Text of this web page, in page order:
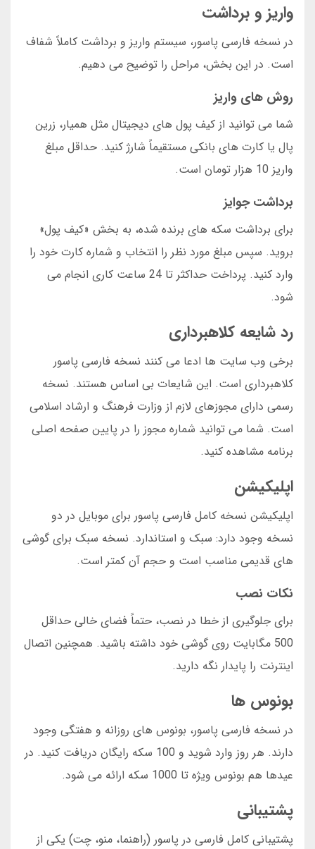
واریز و برداشت
در نسخه فارسی پاسور، سیستم واریز و برداشت کاملاً شفاف
است. در این بخش، مراحل را توضیح می دهیم.
روش های واریز
شما می توانید از کیف پول های دیجیتال مثل همیار، زرین
پال یا کارت های بانکی مستقیماً شارژ کنید. حداقل مبلغ
واریز 10 هزار تومان است.
برداشت جوایز
برای برداشت سکه های برنده شده، به بخش «کیف پول»
بروید. سپس مبلغ مورد نظر را انتخاب و شماره کارت خود را
وارد کنید. پرداخت حداکثر تا 24 ساعت کاری انجام می
شود.
رد شایعه کلاهبرداری
برخی وب سایت ها ادعا می کنند نسخه فارسی پاسور
کلاهبرداری است. این شایعات بی اساس هستند. نسخه
رسمی دارای مجوزهای لازم از وزارت فرهنگ و ارشاد اسلامی
است. شما می توانید شماره مجوز را در پایین صفحه اصلی
برنامه مشاهده کنید.
اپلیکیشن
اپلیکیشن نسخه کامل فارسی پاسور برای موبایل در دو
نسخه وجود دارد: سبک و استاندارد. نسخه سبک برای گوشی
های قدیمی مناسب است و حجم آن کمتر است.
نکات نصب
برای جلوگیری از خطا در نصب، حتماً فضای خالی حداقل
500 مگابایت روی گوشی خود داشته باشید. همچنین اتصال
اینترنت را پایدار نگه دارید.
بونوس ها
در نسخه فارسی پاسور، بونوس های روزانه و هفتگی وجود
دارند. هر روز وارد شوید و 100 سکه رایگان دریافت کنید. در
عیدها هم بونوس ویژه تا 1000 سکه ارائه می شود.
پشتیبانی
پشتیبانی کامل فارسی در پاسور (راهنما، منو، چت) یکی از